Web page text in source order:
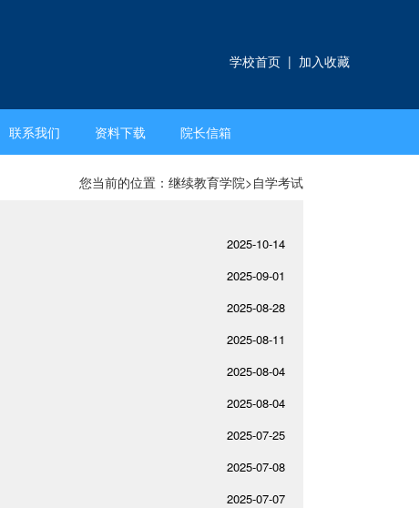
学校首页 | 加入收藏
联系我们 资料下载 院长信箱
您当前的位置： 继续教育学院>自学考试
2025-10-14
2025-09-01
2025-08-28
2025-08-11
2025-08-04
2025-08-04
2025-07-25
2025-07-08
2025-07-07